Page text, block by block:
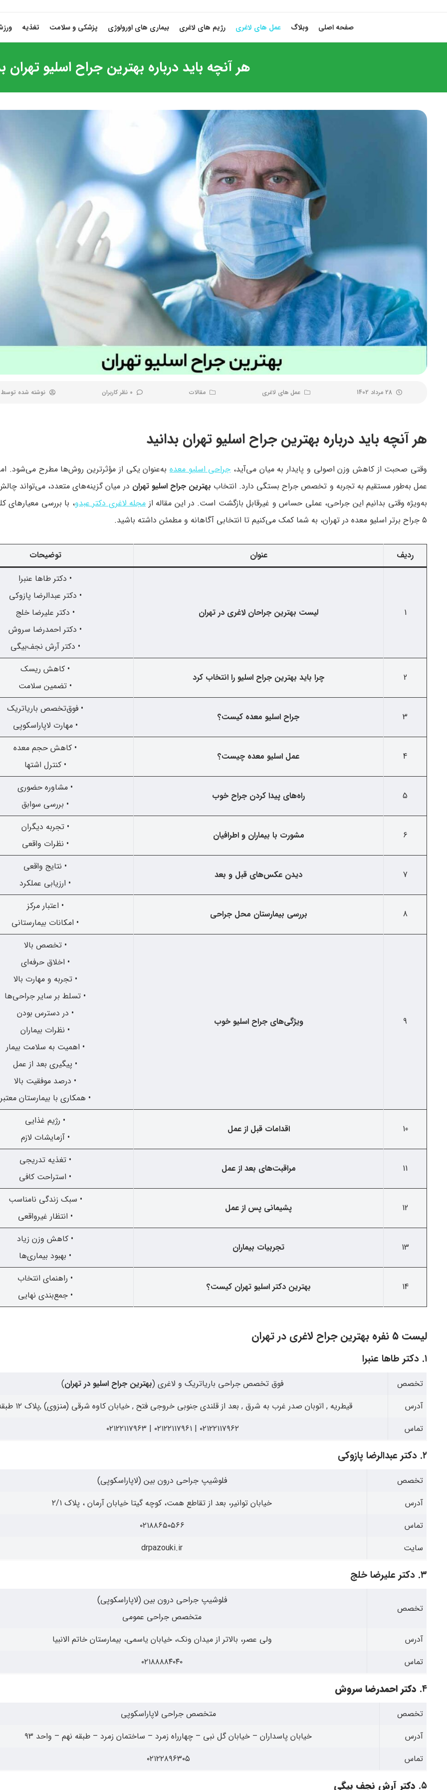
صفحه اصلی وبلاگ عمل های لاغری رژیم های لاغری بیماری های اورولوژی پزشکی و سلامت تغذیه
هر آنچه باید درباره بهترین جراح اسلیو تهران
28 مرداد 1402 عمل های لاغری مقالات 0 نظر کاربران نوشته شده توسط
هر آنچه باید درباره بهترین جراح اسلیو تهران بدانید
وقتی صحبت از کاهش وزن اصولی و پایدار به میان می‌آید،جراحی اسلیو معده به‌عنوان یکی از مؤثرترین روش‌ها مطرح می‌شود.
عمل به‌طور مستقیم به تجربه و تخصص جراح بستگی دارد. انتخاب بهترین جراح اسلیو تهران در میان گزینه‌های متعدد، می‌تواند
به‌ویژه وقتی بدانیم این جراحی، عملی حساس و غیرقابل بازگشت است. در این مقاله ازمجله لاغری دکتر عبدو، با بررسی معیارهای
۵ جراح برتر اسلیو معده در تهران، به شما کمک می‌کنیم تا انتخابی آگاهانه و مطمئن داشته باشید.
ردیف عنوان توضیحات
1 لیست بهترین جراحان لاغری در تهران
• دکتر طاها عنبرا
• دکتر عبدالرضا پازوکی
• دکتر علیرضا خلج
• دکتر احمدرضا سروش
• دکتر آرش نجف‌بیگی
2 چرا باید بهترین جراح اسلیو را انتخاب کرد
• کاهش ریسک
• تضمین سلامت
3 جراح اسلیو معده کیست؟
• فوق‌تخصص باریاتریک
• مهارت لاپاراسکوپی
4 عمل اسلیو معده چیست؟
• کاهش حجم معده
• کنترل اشتها
5 راه‌های پیدا کردن جراح خوب
• مشاوره حضوری
• بررسی سوابق
6 مشورت با بیماران و اطرافیان
• تجربه دیگران
• نظرات واقعی
7 دیدن عکس‌های قبل و بعد
• نتایج واقعی
• ارزیابی عملکرد
8 بررسی بیمارستان محل جراحی
• اعتبار مرکز
• امکانات بیمارستانی
9 ویژگی‌های جراح اسلیو خوب
• تخصص بالا
• اخلاق حرفه‌ای
• تجربه و مهارت بالا
• تسلط بر سایر جراحی‌ها
• در دسترس بودن
• نظرات بیماران
• اهمیت به سلامت بیمار
• پیگیری بعد از عمل
• درصد موفقیت بالا
• همکاری با بیمارستان معتبر
10 اقدامات قبل از عمل
• رژیم غذایی
• آزمایشات لازم
11 مراقبت‌های بعد از عمل
• تغذیه تدریجی
• استراحت کافی
12 پشیمانی پس از عمل
• سبک زندگی نامناسب
• انتظار غیرواقعی
13 تجربیات بیماران
• کاهش وزن زیاد
• بهبود بیماری‌ها
14 بهترین دکتر اسلیو تهران کیست؟
• راهنمای انتخاب
• جمع‌بندی نهایی
لیست ۵ نفره بهترین جراح لاغری در تهران
۱. دکتر طاها عنبرا
تخصص فوق تخصص جراحی باریاتریک و لاغری (بهترین جراح اسلیو در تهران)
آدرس
قیطریه , اتوبان صدر غرب به شرق , بعد از قلندی جنوبی خروجی فتح , خیابان کاوه شرقی (منزوی) ,پلاک ۱۲ طبقه ۱
تماس
۰۲۱۲۲۱۱۷۹۶۲ | ۰۲۱۲۲۱۱۷۹۶۱ | ۰۲۱۲۲۱۱۷۹۶۳
۲. دکتر عبدالرضا پازوکی
تخصص
فلوشیپ جراحی درون بین (لاپاراسکوپی)
آدرس
خیابان توانیر، بعد از تقاطع همت، کوچه گیتا خیابان آرمان ، پلاک ۲/۱
تماس
۰۲۱۸۸۶۵۰۵۶۶
سایت
drpazouki.ir
۳. دکتر علیرضا خلج
تخصص
فلوشیپ جراحی درون بین (لاپاراسکوپی)
متخصص جراحی عمومی
آدرس
ولی عصر، بالاتر از میدان ونک، خیابان یاسمی، بیمارستان خاتم الانبیا
تماس
۰۲۱۸۸۸۸۴۰۴۰
۴. دکتر احمدرضا سروش
تخصص
متخصص جراحی لاپاراسکوپی
آدرس
خیابان پاسداران – خیابان گل نبی – چهارراه زمرد – ساختمان زمرد – طبقه نهم – واحد ۹۳
تماس
۰۲۱۲۲۸۹۶۳۰۵
۵. دکتر آرش نجف بیگی